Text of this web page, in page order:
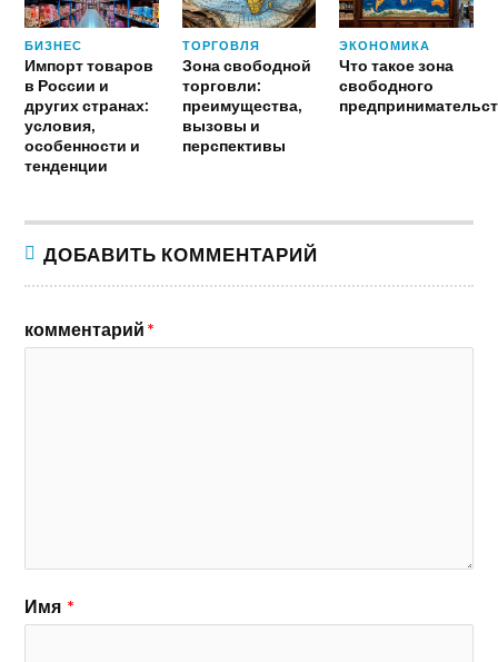
БИЗНЕС
Импорт товаров
в России и
других странах:
условия,
особенности и
тенденции
ТОРГОВЛЯ
Зона свободной
торговли:
преимущества,
вызовы и
перспективы
ЭКОНОМИКА
Что такое зона
свободного
ДОБАВИТЬ КОММЕНТАРИЙ
комментарий *
Имя *